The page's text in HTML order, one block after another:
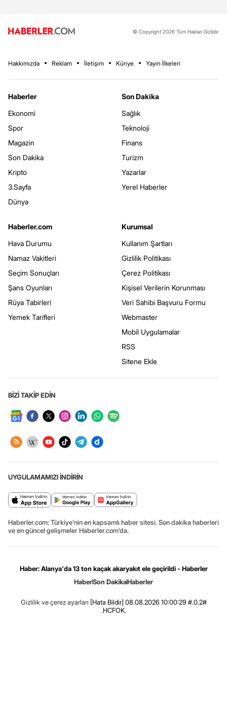
© Copyright 2026 Tüm Hakları Gizlidir.
Hakkımızda Reklam İletişim Künye Yayın İlkeleri
Haberler
Ekonomi
Spor
Magazin
Son Dakika
Kripto
3.Sayfa
Dünya
Son Dakika
Sağlık
Teknoloji
Finans
Turizm
Yazarlar
Yerel Haberler
Haberler.com
Hava Durumu
Namaz Vakitleri
Seçim Sonuçları
Şans Oyunları
Rüya Tabirleri
Yemek Tarifleri
Kurumsal
Kullanım Şartları
Gizlilik Politikası
Çerez Politikası
Kişisel Verilerin Korunması
Veri Sahibi Başvuru Formu
Webmaster
Mobil Uygulamalar
RSS
Sitene Ekle
BİZİ TAKİP EDİN
UYGULAMAMIZI İNDİRİN
Haberler.com: Türkiye’nin en kapsamlı haber sitesi. Son dakika haberleri
ve en güncel gelişmeler Haberler.com’da.
Haber: Alanya'da 13 ton kaçak akaryakıt ele geçirildi - Haberler
HaberSon DakikaHaberler
Gizlilik ve çerez ayarları [Hata Bildir] 08.08.2026 10:00:29 #.0.2#
.HCFOK.